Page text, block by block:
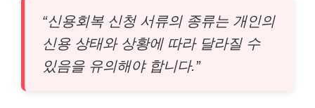
“신용회복 신청 서류의 종류는 개인의
신용 상태와 상황에 따라 달라질 수
있음을 유의해야 합니다.”